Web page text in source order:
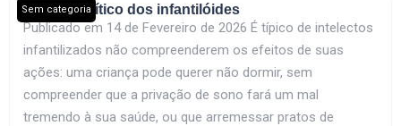
O juízo político dos infantilóides
Sem categoria
Publicado em 14 de Fevereiro de 2026 É típico de intelectos
infantilizados não compreenderem os efeitos de suas
ações: uma criança pode querer não dormir, sem
compreender que a privação de sono fará um mal
tremendo à sua saúde, ou que arremessar pratos de